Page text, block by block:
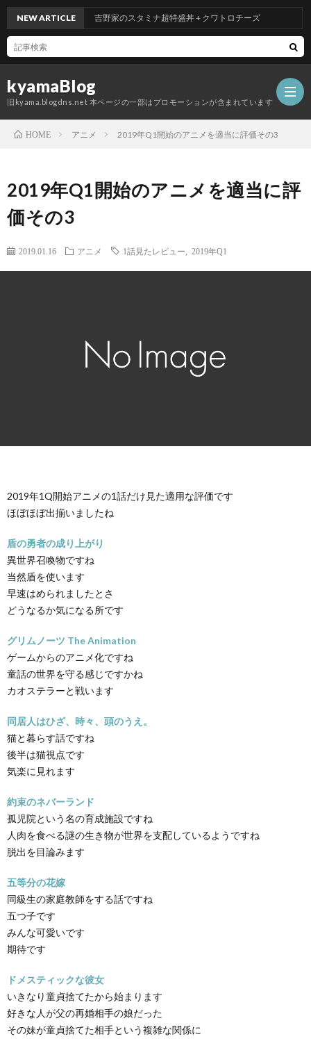
kyamaBlog
旧kyama.blogdns.net 本ページの一部はプロモーションが含まれています
NEW ARTICLE 吉野家のスタミナ超特盛丼 + クワトロチーズ
HOME アニメ 2019年Q1開始のアニメを適当に評価その3
2019年Q1開始のアニメを適当に評
価その3
2019.01.16 アニメ 1話見たレビュー 2019年Q1
2019年1Q開始アニメの1話だけ見た適用な評価です
ほぼほぼ出揃いましたね
盾の勇者の成り上がり
異世界召喚物ですね
当然盾を使います
早速はめられましたとさ
どうなるか気になる所です
グリムノーツ The Animation
ゲームからのアニメ化ですね
童話の世界を守る感じですかね
カオステラーと戦います
同居人はひざ、時々、頭のうえ。
猫と暮らす話ですね
後半は猫視点です
気楽に見れます
約束のネバーランド
孤児院という名の育成施設ですね
人肉を食べる謎の生き物が世界を支配しているようですね
脱出を目論みます
五等分の花嫁
同級生の家庭教師をする話ですね
五つ子です
みんな可愛いです
期待です
ドメスティックな彼女
いきなり童貞捨てたから始まります
好きな人が父の再婚相手の娘だった
その妹が童貞捨てた相手という複雑な関係に